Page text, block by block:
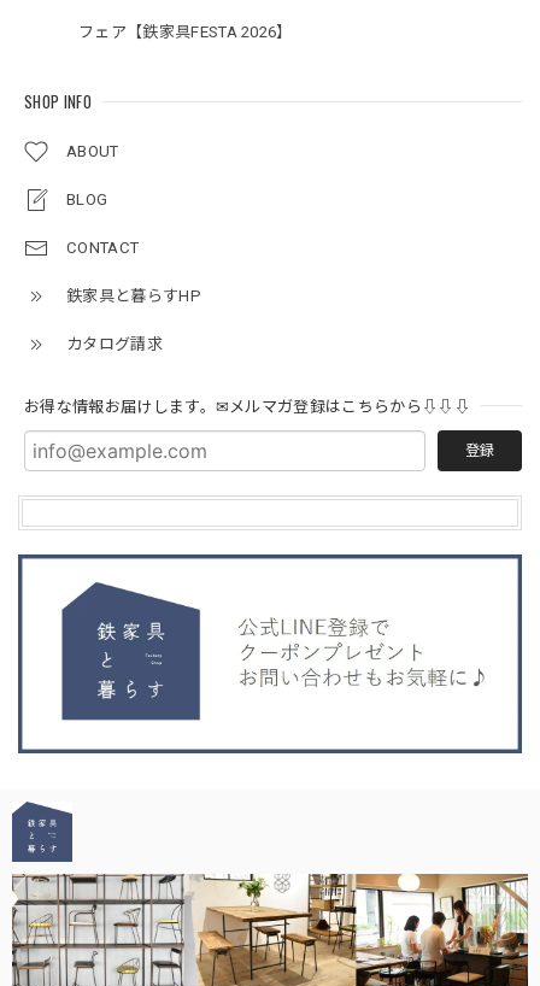
フェア【鉄家具FESTA 2026】
SHOP INFO
ABOUT
BLOG
CONTACT
鉄家具と暮らすHP
カタログ請求
お得な情報お届けします。✉メルマガ登録はこちらから⇩⇩⇩
登録